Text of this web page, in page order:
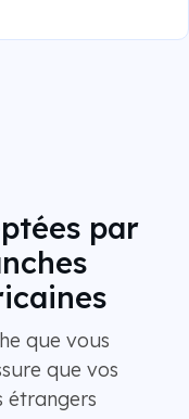
par
que vous
que vos
étrangers